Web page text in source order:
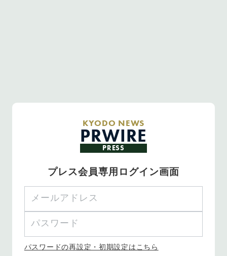
KYODO NEWS
PRWIRE
PRESS
プレス会員専用ログイン画面
パスワードの再設定・初期設定はこちら